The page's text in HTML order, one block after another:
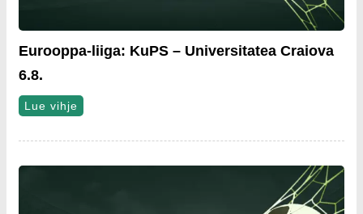
Eurooppa-liiga: KuPS – Universitatea Craiova
6.8.
Lue vihje